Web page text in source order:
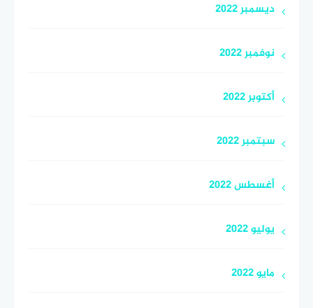
ديسمبر 2022
نوفمبر 2022
أكتوبر 2022
سبتمبر 2022
أغسطس 2022
يوليو 2022
مايو 2022